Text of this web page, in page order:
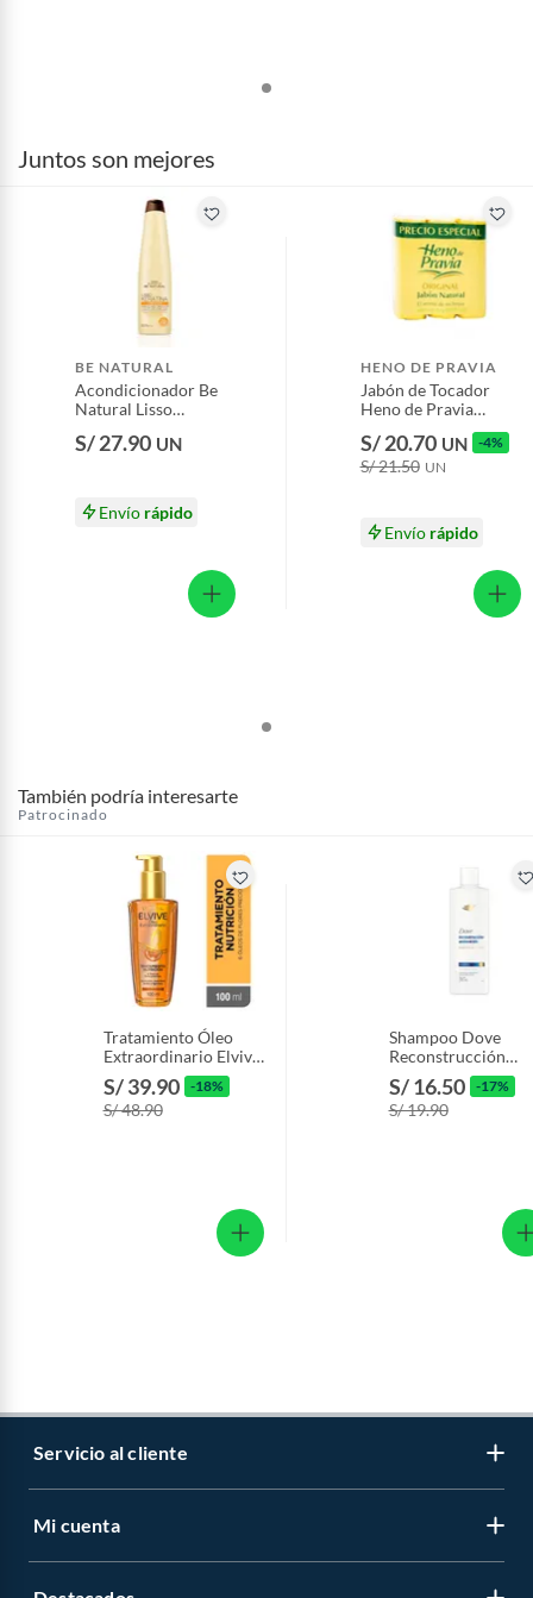
Juntos son mejores
BE NATURAL
Acondicionador Be
Natural Lisso
mL
S/ 27.90 UN
Envío rápido
HENO DE PRAVIA
Jabón de Tocador
Heno de Pravia
Empaque 3 Und
S/ 20.70 UN -4%
S/ 21.50 UN
Envío rápido
También podría interesarte
Patrocinado
Tratamiento Óleo
Extraordinario Elvive
Envase 100 mL
S/ 39.90 -18%
S/ 48.90
Shampoo Dove
Reconstrucción
Aminoácido
370 mL
S/ 16.50 -17%
S/ 19.90
Servicio al cliente
Libro de reclamaciones
Mi cuenta